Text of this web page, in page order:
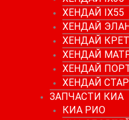
ХЕНДАЙ IX55
ХЕНДАЙ
ХЕНДАЙ
ХЕНДАЙ
ХЕНДАЙ
ХЕНДАЙ
ЗАПЧАСТИ КИА
КИА РИО